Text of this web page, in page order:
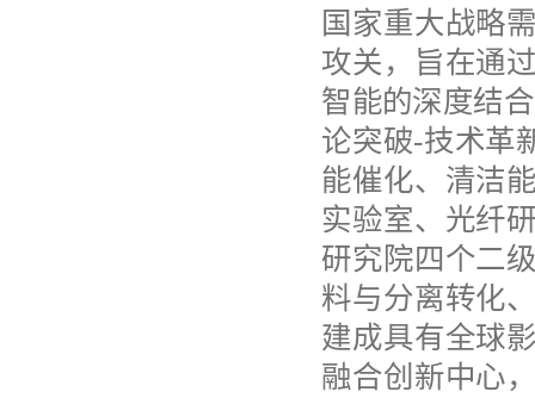
国家重大战略
攻关，旨在通
智能的深度结
论突破-技术革
能催化、清洁
实验室、光纤
研究院四个二
料与分离转化
建成具有全球
融合创新中心